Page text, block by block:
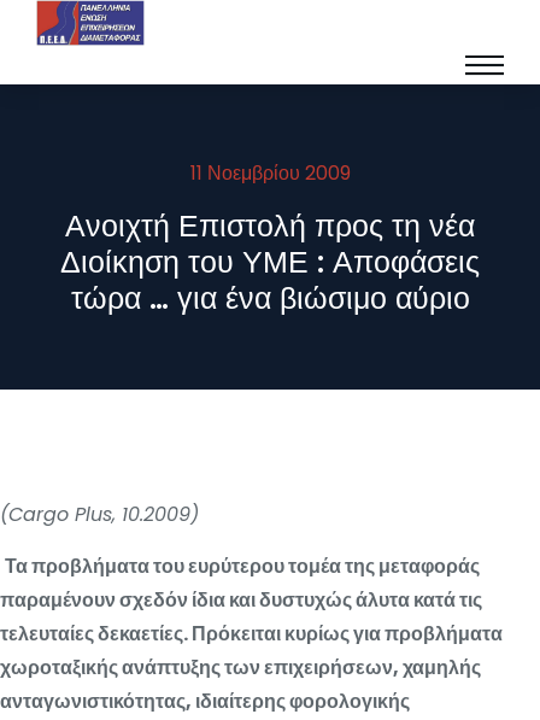
11 Νοεμβρίου 2009
Ανοιχτή Επιστολή προς τη νέα
Διοίκηση του ΥΜΕ : Αποφάσεις
τώρα … για ένα βιώσιμο αύριο
(Cargo Plus, 10.2009)
Τα προβλήματα του ευρύτερου τομέα της μεταφοράς
παραμένουν σχεδόν ίδια και δυστυχώς άλυτα κατά τις
τελευταίες δεκαετίες. Πρόκειται κυρίως για προβλήματα
χωροταξικής ανάπτυξης των επιχειρήσεων, χαμηλής
ανταγωνιστικότητας, ιδιαίτερης φορολογικής